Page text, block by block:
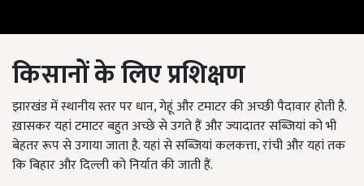
किसानों के लिए प्रशिक्षण
झारखंड में स्थानीय स्तर पर धान, गेहूं और टमाटर की अच्छी पैदावार होती है.
ख़ासकर यहां टमाटर बहुत अच्छे से उगते हैं और ज्यादातर सब्जियां को भी
बेहतर रूप से उगाया जाता है. यहां से सब्जियां कलकत्ता, रांची और यहां तक
कि बिहार और दिल्ली को निर्यात की जाती हैं.